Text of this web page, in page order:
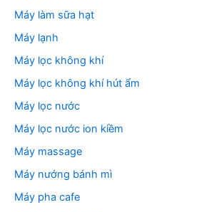
Máy làm sữa hạt
Máy lạnh
Máy lọc không khí
Máy lọc không khí hút ẩm
Máy lọc nước
Máy lọc nước ion kiềm
Máy massage
Máy nướng bánh mì
Máy pha cafe